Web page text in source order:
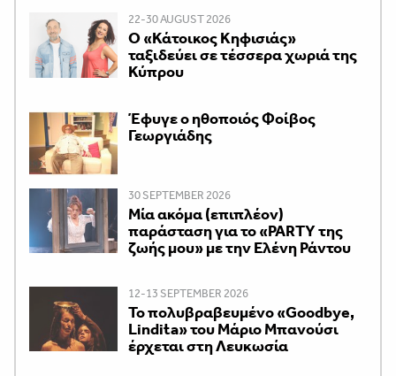
22-30 AUGUST 2026
Ο «Κάτοικος Κηφισιάς»
ταξιδεύει σε τέσσερα χωριά της
Κύπρου
Έφυγε ο ηθοποιός Φοίβος
Γεωργιάδης
30 SEPTEMBER 2026
Μία ακόμα (επιπλέον)
παράσταση για το «PARTY της
ζωής μου» με την Ελένη Ράντου
12-13 SEPTEMBER 2026
Το πολυβραβευμένο «Goodbye,
Lindita» του Μάριο Μπανούσι
έρχεται στη Λευκωσία